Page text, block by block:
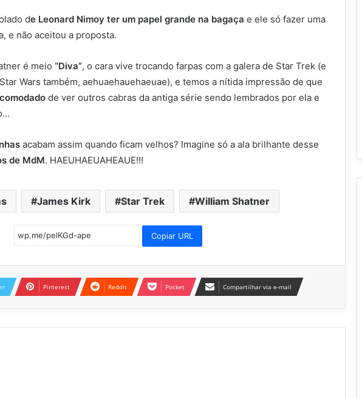
de Leonard Nimoy ter um papel grande na bagaça e ele só fazer uma
e não aceitou a proposta.
é meio “Diva”, o cara vive trocando farpas com a galera de Star Trek (e
Wars também, aehuaehauehaeuae), e temos a nítida impressão de que
de ver outros cabras da antiga série sendo lembrados por ela e
acabam assim quando ficam velhos? Imagine só a ala brilhante desse
de MdM. HAEUHAEUAHEAUE!!!
James Kirk Star Trek William Shatner
Copiar URL
Pinterest Reddit Pocket Compartilhar via e-mail